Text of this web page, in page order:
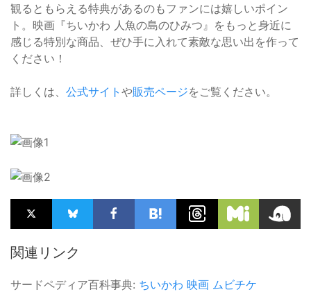
観るともらえる特典があるのもファンには嬉しいポイン
ト。映画『ちいかわ 人魚の島のひみつ』をもっと身近に
感じる特別な商品、ぜひ手に入れて素敵な思い出を作って
ください！
詳しくは、 公式サイト や販売ページをご覧ください。
関連リンク
サードペディア百科事典: ちいかわ 映画 ムビチケ